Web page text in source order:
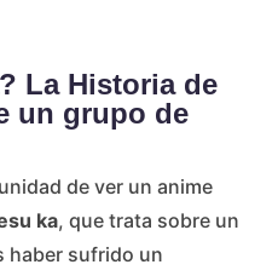
La Historia de
un grupo de
de ver un anime
ka, que trata sobre un
haber sufrido un